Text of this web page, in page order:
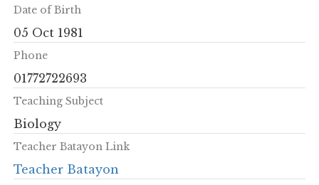
Date of Birth
05 Oct 1981
Phone
01772722693
Teaching Subject
Biology
Teacher Batayon Link
Teacher Batayon